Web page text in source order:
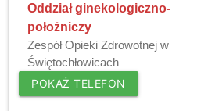
Oddział ginekologiczno-
położniczy
Zespół Opieki Zdrowotnej w
Świętochłowicach
POKAŻ TELEFON